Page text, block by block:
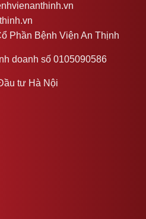
Phần Bệnh Viện An Thịnh
doanh số 0105090586
tư Hà Nội